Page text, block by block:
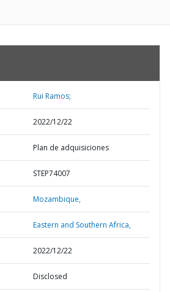
Rui Ramos;
2022/12/22
Plan de adquisiciones
STEP74007
Mozambique,
Eastern and Southern Africa,
2022/12/22
Disclosed